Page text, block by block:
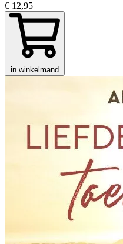
€ 12,95
in winkelmand